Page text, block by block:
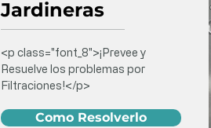
Jardineras
<p class="font_8">¡Prevee y
Resuelve los problemas por
Filtraciones!</p>
Como Resolverlo